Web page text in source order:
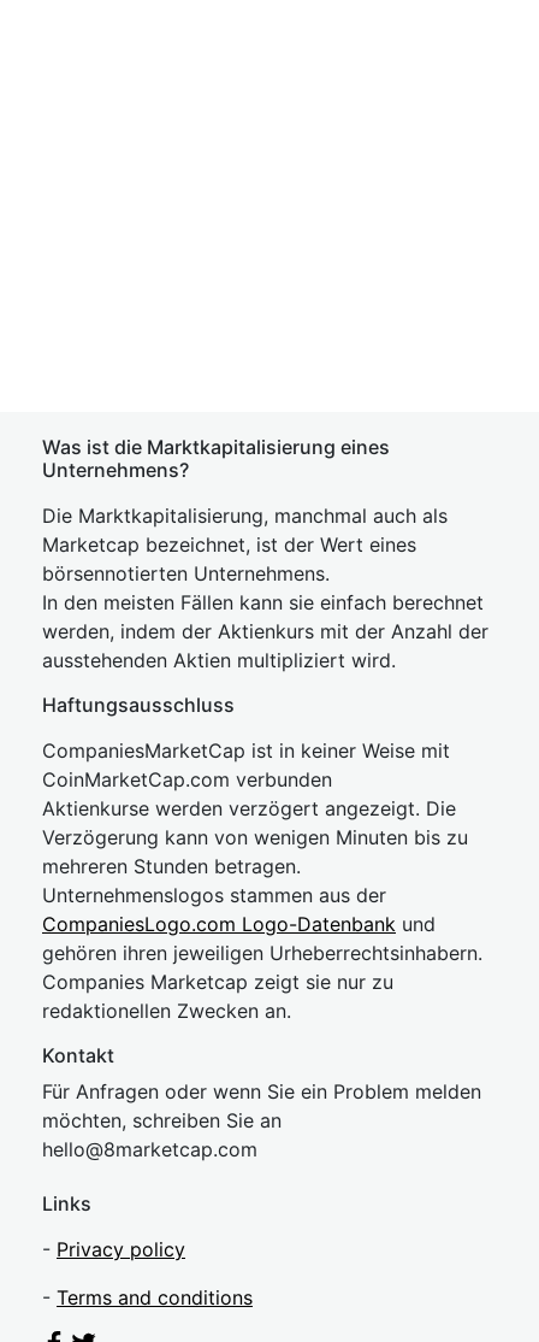
Was ist die Marktkapitalisierung eines
Unternehmens?
Die Marktkapitalisierung, manchmal auch als
Marketcap bezeichnet, ist der Wert eines
börsennotierten Unternehmens.
In den meisten Fällen kann sie einfach berechnet
werden, indem der Aktienkurs mit der Anzahl der
ausstehenden Aktien multipliziert wird.
Haftungsausschluss
CompaniesMarketCap ist in keiner Weise mit
CoinMarketCap.com verbunden
Aktienkurse werden verzögert angezeigt. Die
Verzögerung kann von wenigen Minuten bis zu
mehreren Stunden betragen.
Unternehmenslogos stammen aus der
CompaniesLogo.com Logo-Datenbank und
gehören ihren jeweiligen Urheberrechtsinhabern.
Companies Marketcap zeigt sie nur zu
redaktionellen Zwecken an.
Kontakt
Für Anfragen oder wenn Sie ein Problem melden
möchten, schreiben Sie an
hello@8marketcap.com
Links
- Privacy policy
- Terms and conditions